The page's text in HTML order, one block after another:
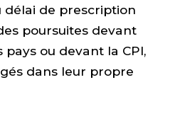
délai de prescription
poursuites devant
ou devant la CPI,
dans leur propre